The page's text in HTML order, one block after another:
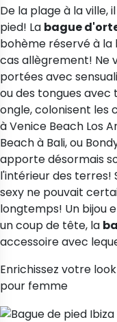
(1 avis)
De la plage à la ville,
pied! La bague
bohème réservé à la
cas allègrement! Ne
portées avec
ou des tongues avec
ongle, colonisent les
à Venice Beach Los
Beach à Bali, ou
apporte désormais
l'intérieur des terres!
sexy ne pouvait
longtemps! Un bijou
un coup de tête, la
accessoire avec
Enrichissez votre
pour femme